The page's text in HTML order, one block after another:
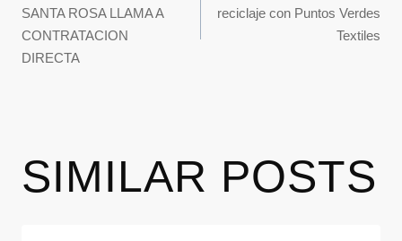
SANTA ROSA LLAMA A
CONTRATACION
DIRECTA
reciclaje con Puntos Verdes
Textiles
SIMILAR POSTS